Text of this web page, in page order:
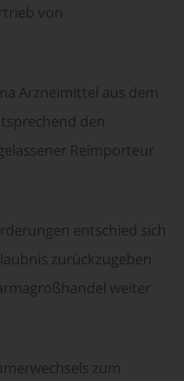
von
Arzneimittel aus dem
den
Reimporteur
entschied sich
zurückzugeben
weiter
zum